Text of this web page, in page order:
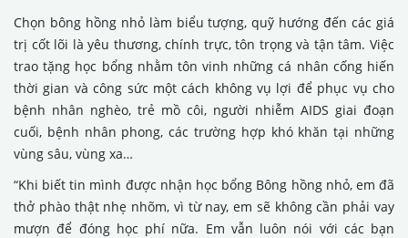
Chọn bông hồng nhỏ làm biểu tượng, quỹ hướng đến các giá
trị cốt lõi là yêu thương, chính trực, tôn trọng và tận tâm. Việc
trao tặng học bổng nhằm tôn vinh những cá nhân cống hiến
thời gian và công sức một cách không vụ lợi để phục vụ cho
bệnh nhân nghèo, trẻ mồ côi, người nhiễm AIDS giai đoạn
cuối, bệnh nhân phong, các trường hợp khó khăn tại những
vùng sâu, vùng xa…
“Khi biết tin mình được nhận học bổng Bông hồng nhỏ, em đã
thở phào thật nhẹ nhõm, vì từ nay, em sẽ không cần phải vay
mượn để đóng học phí nữa. Em vẫn luôn nói với các bạn